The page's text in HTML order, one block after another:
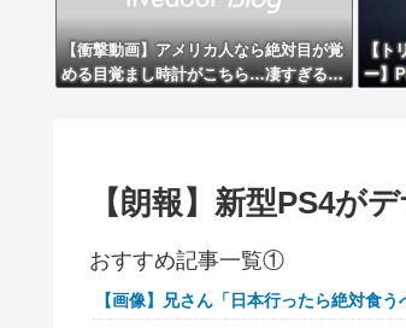
【衝撃動画】アメリカ人なら絶対目が覚
める目覚まし時計がこちら…凄すぎる…
【
ー】
【朗報】新型PS4が
おすすめ記事一覧①
【画像】兄さん「日本行ったら絶対食う